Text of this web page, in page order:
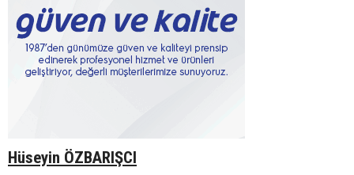
Hüseyin ÖZBARIŞCI